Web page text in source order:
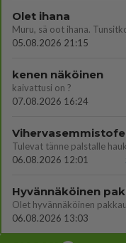
Olet ihana
05.08.2026 21:15
kenen näköinen
kaivattusi on ?
07.08.2026 16:24
06.08.2026 12:01
Hyvännäköinen
Olet hyvännäköinen
06.08.2026 13:03